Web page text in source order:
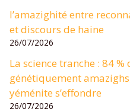
l’amazighité entre
et discours de haine
26/07/2026
La science tranche : 84
génétiquement
yéménite s’effondre
26/07/2026